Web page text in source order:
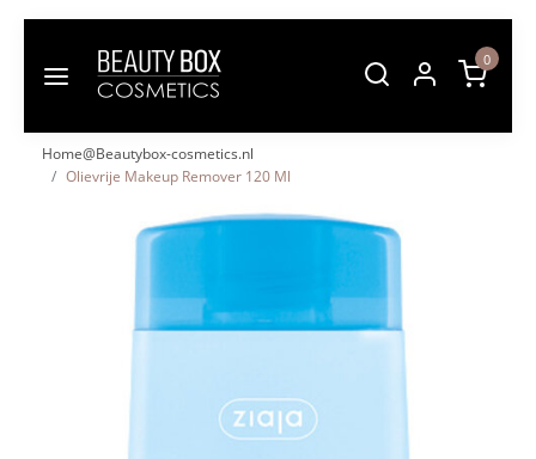
0
Home@Beautybox-cosmetics.nl
Olievrije Makeup Remover 120 Ml